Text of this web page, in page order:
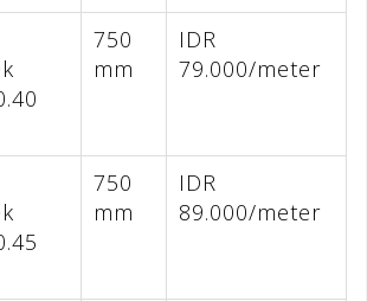
750
mm
IDR
79.000/meter
750
mm
IDR
89.000/meter